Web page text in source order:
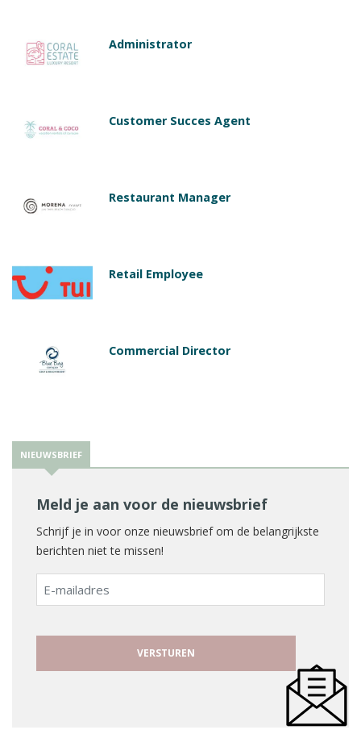
Administrator
Customer Succes Agent
Restaurant Manager
Retail Employee
Commercial Director
NIEUWSBRIEF
Meld je aan voor de nieuwsbrief
Schrijf je in voor onze nieuwsbrief om de belangrijkste
berichten niet te missen!
E-
mailadres